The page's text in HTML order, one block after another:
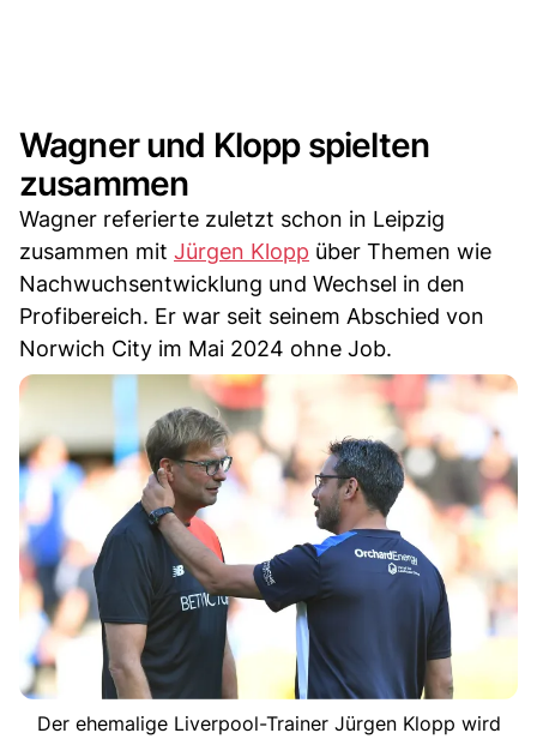
Wagner und Klopp spielten
zusammen
Wagner referierte zuletzt schon in Leipzig
zusammen mit Jürgen Klopp über Themen wie
Nachwuchsentwicklung und Wechsel in den
Profibereich. Er war seit seinem Abschied von
Norwich City im Mai 2024 ohne Job.
Der ehemalige Liverpool-Trainer Jürgen Klopp wird